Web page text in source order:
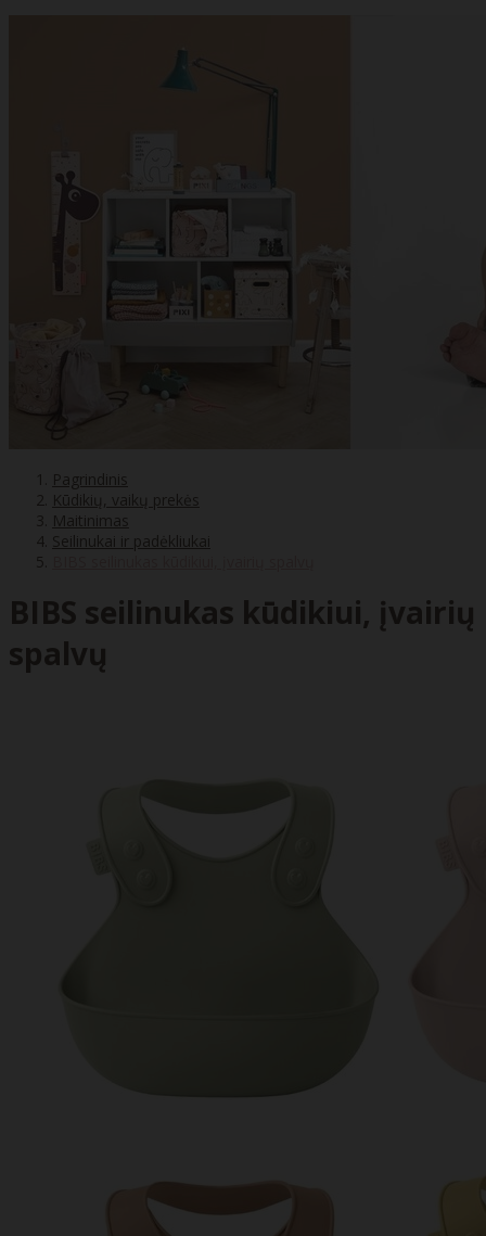
Pagrindinis
Kūdikių, vaikų prekės
Maitinimas
Seilinukai ir padėkliukai
BIBS seilinukas kūdikiui, įvairių
spalvų